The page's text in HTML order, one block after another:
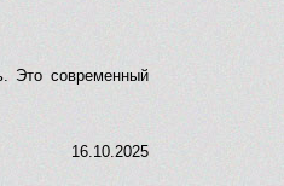
Это современный
16.10.2025